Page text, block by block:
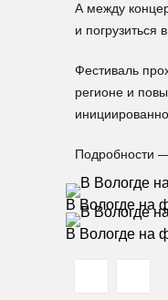
А между
и погрузиться
Фестиваль
регионе и
Подробности
В Вологде на
В Вологде на